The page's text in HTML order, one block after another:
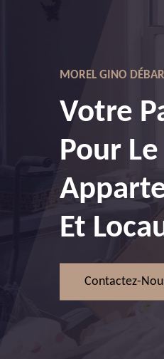
MOREL GINO
Votre
Pour
Et
Contactez-